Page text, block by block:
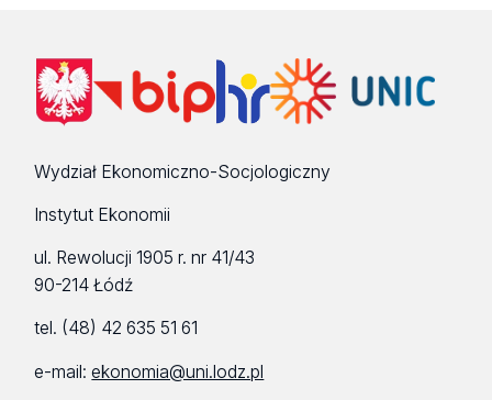
Wydział Ekonomiczno-Socjologiczny
Instytut Ekonomii
ul. Rewolucji 1905 r. nr 41/43
90-214 Łódź
tel. (48) 42 635 51 61
e-mail:ekonomia@uni.lodz.pl